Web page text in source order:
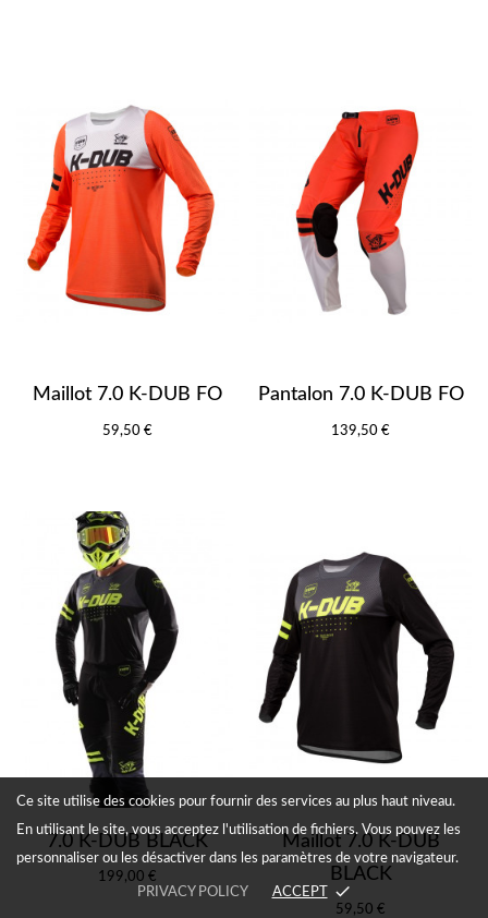
Maillot 7.0 K-DUB FO
59,50 €
Pantalon 7.0 K-DUB FO
139,50 €
7.0 K-DUB BLACK
199,00 €
Maillot 7.0 K-DUB
BLACK
59,50 €
Ce site utilise des cookies pour fournir des services au plus haut niveau.
En utilisant le site, vous acceptez l'utilisation de fichiers. Vous pouvez les
personnaliser ou les désactiver dans les paramètres de votre navigateur.
PRIVACY POLICY ACCEPT done